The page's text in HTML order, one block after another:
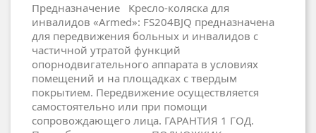
Предназначение Кресло-коляска для
инвалидов «Armed»: FS204BJQ предназначена
для передвижения больных и инвалидов с
частичной утратой функций
опорнодвигательного аппарата в условиях
помещений и на площадках с твердым
покрытием. Передвижение осуществляется
самостоятельно или при помощи
сопровождающего лица. ГАРАНТИЯ 1 ГОД.